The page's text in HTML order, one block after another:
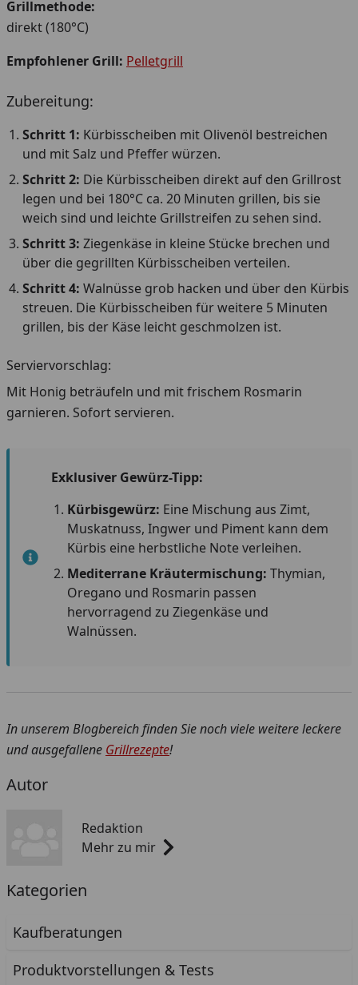
Grillmethode:
direkt (180°C)
Empfohlener Grill: Pelletgrill
Zubereitung:
Schritt 1: Kürbisscheiben mit Olivenöl bestreichen
und mit Salz und Pfeffer würzen.
Schritt 2: Die Kürbisscheiben direkt auf den Grillrost
legen und bei 180°C ca. 20 Minuten grillen, bis sie
weich sind und leichte Grillstreifen zu sehen sind.
Schritt 3: Ziegenkäse in kleine Stücke brechen und
über die gegrillten Kürbisscheiben verteilen.
Schritt 4: Walnüsse grob hacken und über den Kürbis
streuen. Die Kürbisscheiben für weitere 5 Minuten
grillen, bis der Käse leicht geschmolzen ist.
Serviervorschlag:
Mit Honig beträufeln und mit frischem Rosmarin
garnieren. Sofort servieren.
Exklusiver Gewürz-Tipp:
Kürbisgewürz: Eine Mischung aus Zimt,
Muskatnuss, Ingwer und Piment kann dem
Kürbis eine herbstliche Note verleihen.
Mediterrane Kräutermischung: Thymian,
Oregano und Rosmarin passen
hervorragend zu Ziegenkäse und
Walnüssen.
In unserem Blogbereich finden Sie noch viele weitere leckere
und ausgefallene Grillrezepte!
Autor
Redaktion
Mehr zu mir
Kategorien
Kaufberatungen
Produktvorstellungen & Tests